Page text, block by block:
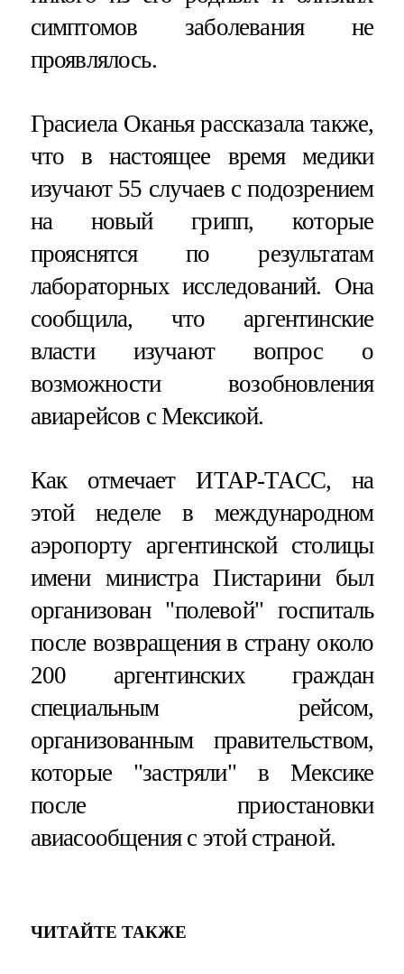
симптомов заболевания не
проявлялось.
Грасиела Оканья рассказала также,
что в настоящее время медики
изучают 55 случаев с подозрением
на новый грипп, которые
прояснятся по результатам
лабораторных исследований. Она
сообщила, что аргентинские
власти изучают вопрос о
возможности возобновления
авиарейсов с Мексикой.
Как отмечает ИТАР-ТАСС, на
этой неделе в международном
аэропорту аргентинской столицы
имени министра Пистарини был
организован "полевой" госпиталь
после возвращения в страну около
200 аргентинских граждан
специальным рейсом,
организованным правительством,
которые "застряли" в Мексике
после приостановки
авиасообщения с этой страной.
ЧИТАЙТЕ ТАКЖЕ